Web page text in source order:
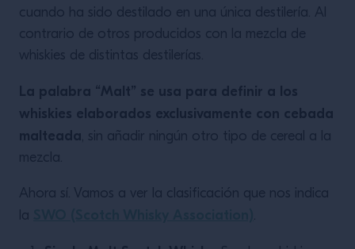
cuando ha sido destilado en una única destilería. Al
contrario de otros producidos con la mezcla de
whiskies de distintas destilerías.
La palabra “Malt” se usa para definir a los
whiskies elaborados exclusivamente con cebada
malteada, sin añadir ningún otro tipo de cereal a la
mezcla.
Ahora sí. Vamos a ver la clasificación que nos indica
la
.